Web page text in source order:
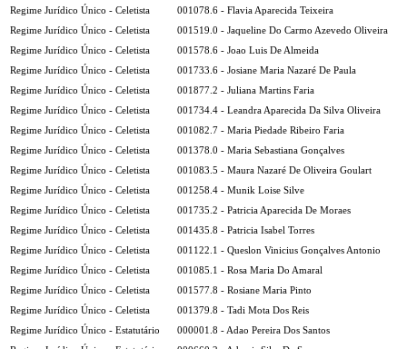
Regime Jurídico Único - Celetista
001078.6 - Flavia Aparecida Teixeira
Regime Jurídico Único - Celetista
001519.0 - Jaqueline Do Carmo Azevedo Oliveira
Regime Jurídico Único - Celetista
001578.6 - Joao Luis De Almeida
Regime Jurídico Único - Celetista
001733.6 - Josiane Maria Nazaré De Paula
Regime Jurídico Único - Celetista
001877.2 - Juliana Martins Faria
Regime Jurídico Único - Celetista
001734.4 - Leandra Aparecida Da Silva Oliveira
Regime Jurídico Único - Celetista
001082.7 - Maria Piedade Ribeiro Faria
Regime Jurídico Único - Celetista
001378.0 - Maria Sebastiana Gonçalves
Regime Jurídico Único - Celetista
001083.5 - Maura Nazaré De Oliveira Goulart
Regime Jurídico Único - Celetista
001258.4 - Munik Loise Silve
Regime Jurídico Único - Celetista
001735.2 - Patricia Aparecida De Moraes
Regime Jurídico Único - Celetista
001435.8 - Patricia Isabel Torres
Regime Jurídico Único - Celetista
001122.1 - Queslon Vinicius Gonçalves Antonio
Regime Jurídico Único - Celetista
001085.1 - Rosa Maria Do Amaral
Regime Jurídico Único - Celetista
001577.8 - Rosiane Maria Pinto
Regime Jurídico Único - Celetista
001379.8 - Tadi Mota Dos Reis
Regime Jurídico Único - Estatutário
000001.8 - Adao Pereira Dos Santos